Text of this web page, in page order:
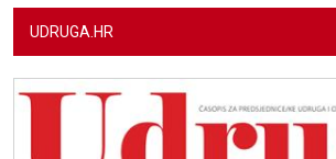
UDRUGA.HR